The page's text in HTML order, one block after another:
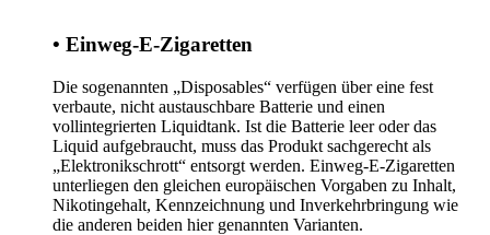
• Einweg-E-Zigaretten
Die sogenannten „Disposables“ verfügen über eine fest
verbaute, nicht austauschbare Batterie und einen
vollintegrierten Liquidtank. Ist die Batterie leer oder das
Liquid aufgebraucht, muss das Produkt sachgerecht als
„Elektronikschrott“ entsorgt werden. Einweg-E-Zigaretten
unterliegen den gleichen europäischen Vorgaben zu Inhalt,
Nikotingehalt, Kennzeichnung und Inverkehrbringung wie
die anderen beiden hier genannten Varianten.